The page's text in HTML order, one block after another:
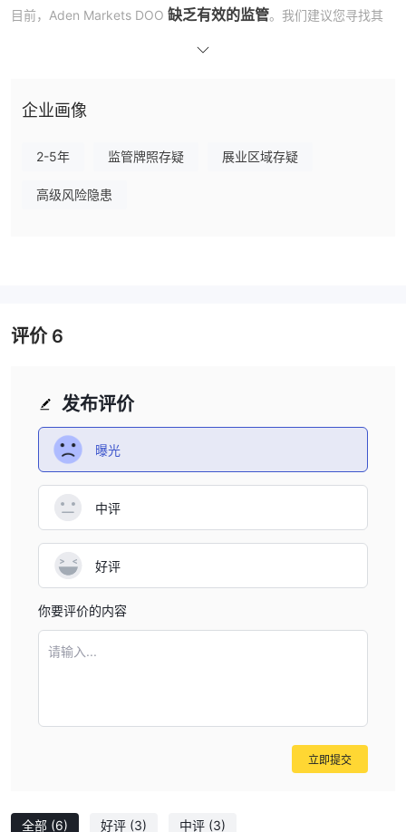
目前，Aden Markets DOO 缺乏有效的监管。我们建议您寻找其
Aden Markets DOO提供
账户类型
Aden Markets DOO只提供
Aden Markets DOO 提供
交易平台
存款和取款
企业画像
2-5年 监管牌照存疑 展业区域存疑
高级风险隐患
全部 (6) 好评 (3) 中评 (3)
发布评价
曝光
中评
好评
你要评价的内容
请输入...
立即提交
评价6